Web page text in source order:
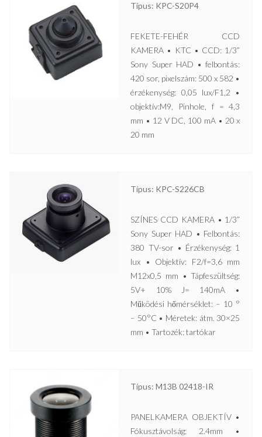
Típus: KPC-S20P4
FEKETE-FEHÉR CCD
KAMERA • KTC • CCD: 1/3”
Sony Super HAD • felbontás:
420 sor, pixelszám: 500 x 582 •
érzékenység: 0,05 lux/F1,2 •
objektív:M9, Pinhole, f = 4,3
mm • 12 V DC, 100 mA • 20 x
20 mm
Típus: KPC-S226CB
SZÍNES CCD KAMERA • 1/3”
Sony Super HAD • Felbontás:
380 TV-sor • Érzékenység: 1
lux • Objektív: F2/f=3,6 mm
M12x0,5 mm • Tápfeszültség:
5V+ 10% J= 140mA •
Működési hőmérséklet: – 10 °
– 50°C • Méretek: átm. 30×25
mm • Tartozék: tartókar
Típus: M13B 02418-IR
PANELKAMERA OBJEKTÍV •
Fókusztávolság: 2.4mm •